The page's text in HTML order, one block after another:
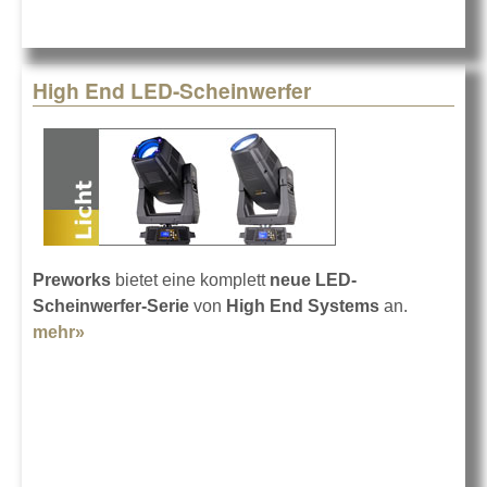
High End LED-Scheinwerfer
Preworks bietet eine komplett neue LED-
Scheinwerfer-Serie von High End Systems an.
mehr»